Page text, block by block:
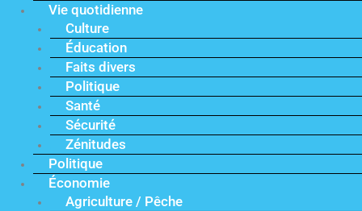
Vie quotidienne
Culture
Éducation
Faits divers
Politique
Santé
Sécurité
Zénitudes
Politique
Économie
Agriculture / Pêche